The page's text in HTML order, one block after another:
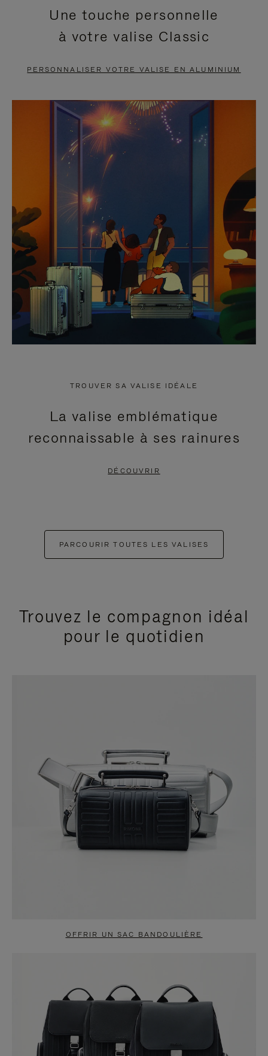
EN
PAUSE,
APPUYEZ
POUR
METTRE
PAUSE
VIDÉO
EST
DÉSACTIVÉ.
CLIQUER
POUR
RÉACTIVER
LE
SON
Une touche personnelle
à votre valise Classic
PERSONNALISER VOTRE VALISE EN ALUMINIUM
TROUVER SA VALISE IDÉALE
La valise emblématique
reconnaissable à ses rainures
DÉCOUVRIR
PARCOURIR TOUTES LES VALISES
Trouvez le compagnon idéal
pour le quotidien
OFFRIR UN SAC BANDOULIÈRE